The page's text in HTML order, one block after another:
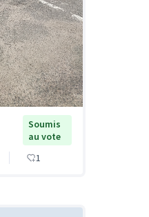
Soumis
au vote
1